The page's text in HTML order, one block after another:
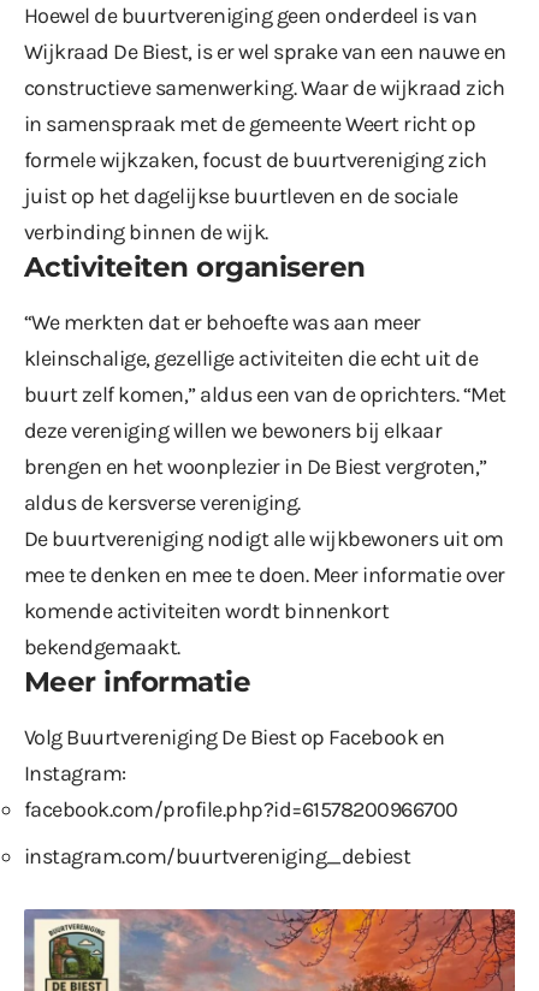
Hoewel de buurtvereniging geen onderdeel is van
Wijkraad De Biest, is er wel sprake van een nauwe en
constructieve samenwerking. Waar de wijkraad zich
in samenspraak met de gemeente Weert richt op
formele wijkzaken, focust de buurtvereniging zich
juist op het dagelijkse buurtleven en de sociale
verbinding binnen de wijk.
Activiteiten organiseren
“We merkten dat er behoefte was aan meer
kleinschalige, gezellige activiteiten die echt uit de
buurt zelf komen,” aldus een van de oprichters. “Met
deze vereniging willen we bewoners bij elkaar
brengen en het woonplezier in De Biest vergroten,”
aldus de kersverse vereniging.
De buurtvereniging nodigt alle wijkbewoners uit om
mee te denken en mee te doen. Meer informatie over
komende activiteiten wordt binnenkort
bekendgemaakt.
Meer informatie
Volg Buurtvereniging De Biest op Facebook en
Instagram:
facebook.com/profile.php?id=61578200966700
instagram.com/buurtvereniging_debiest